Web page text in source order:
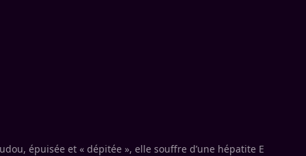
épuisée et « dépitée », elle souffre d’une hépatite E